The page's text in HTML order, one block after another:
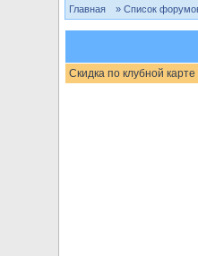
Главная » Список
Скидка по клубной